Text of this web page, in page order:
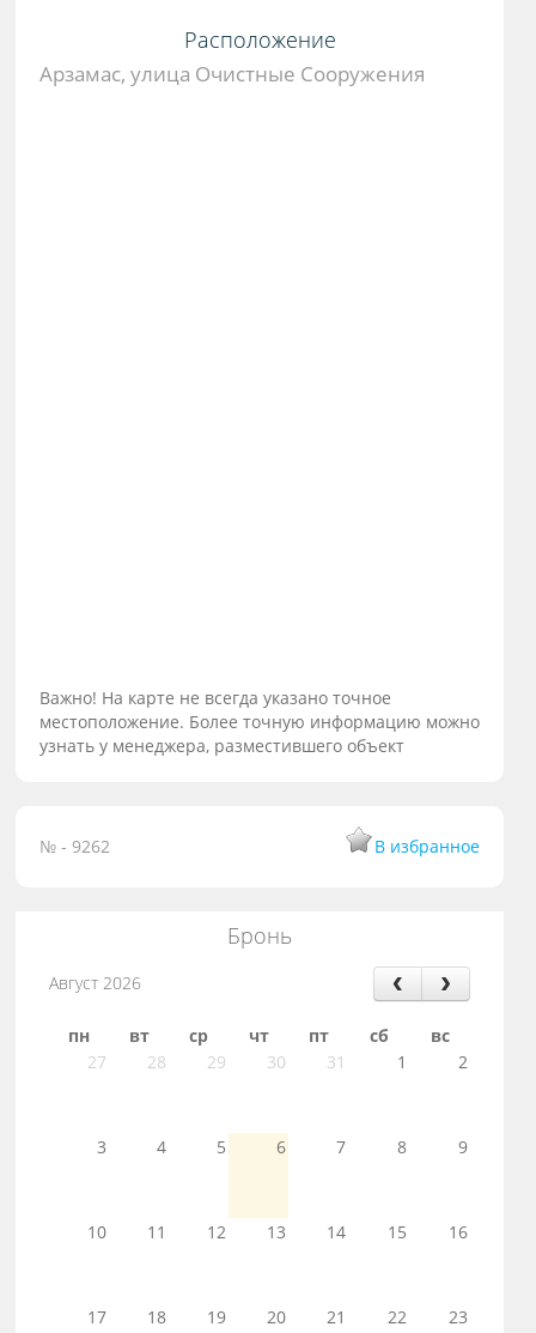
Расположение
Арзамас, улица Очистные Сооружения
Важно! На карте не всегда указано точное
местоположение. Более точную информацию можно
узнать у менеджера, разместившего объект
№ - 9262 В избранное
Бронь
Август 2026
пн вт ср чт пт сб
вс
27
28 29 30 31 1 2
3 4 5 6 7 8 9
10 11 12 13 14 15 16
17 18 19 20 21 22 23